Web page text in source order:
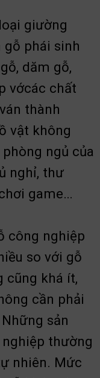
giường
phái sinh
dăm gỗ,
vớcác chất
thành
vật không
ngủ của
nghỉ, thư
game…
công nghiệp
so với gỗ
cũng khá ít,
cần phải
sản
thường
nhiên. Mức